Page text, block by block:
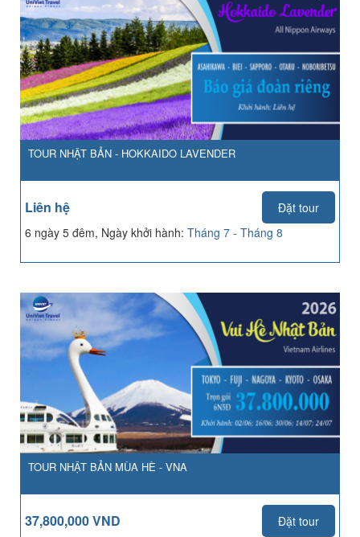
TOUR NHẬT BẢN - HOKKAIDO LAVENDER
Liên hệ
Đặt tour
6 ngày 5 đêm, Ngày khởi hành: Tháng 7 - Tháng 8
TOUR NHẬT BẢN MÙA HÈ - VNA
37,800,000 VND
Đặt tour